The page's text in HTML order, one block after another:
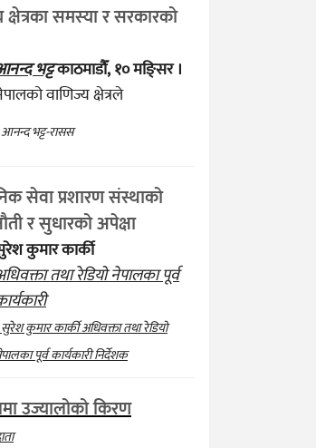
क्षेत्रका समस्या र सरकारको
भट्टकाठमाडौँ, १० मङ्सिर ।
वाणिज्य क्षेत्रले
भट्ट-रासस
सेवा प्रशारण संस्थाको
र सुधारको अपेक्षा
कुमार कार्की
तथा रेडियो नेपालका पूर्व
कुमार कार्की अधिवक्ता तथा रेडियो
पूर्व कार्यकारी निर्देशक
उज्यालोको किरण